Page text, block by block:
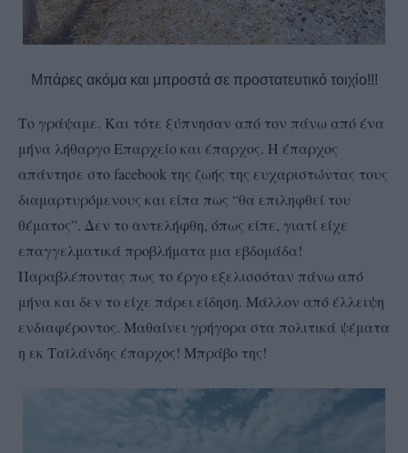
Μπάρες ακόμα και μπροστά σε προστατευτικό τοιχίο!!!
Το γράψαμε. Και τότε ξύπνησαν από τον πάνω από ένα
μήνα λήθαργο Επαρχείο και έπαρχος. Η έπαρχος
απάντησε στο facebook της ζωής της ευχαριστώντας τους
διαμαρτυρόμενους και είπα πως “θα επιληφθεί του
θέματος”. Δεν το αντελήφθη, όπως είπε, γιατί είχε
επαγγελματικά προβλήματα μια εβδομάδα!
Παραβλέποντας πως το έργο εξελισσόταν πάνω από
μήνα και δεν το είχε πάρει είδηση. Μάλλον από έλλειψη
ενδιαφέροντος. Μαθαίνει γρήγορα στα πολιτικά ψέματα
η εκ Ταϊλάνδης έπαρχος! Μπράβο της!